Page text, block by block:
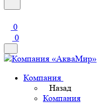
0
0
Компания
Назад
Компания